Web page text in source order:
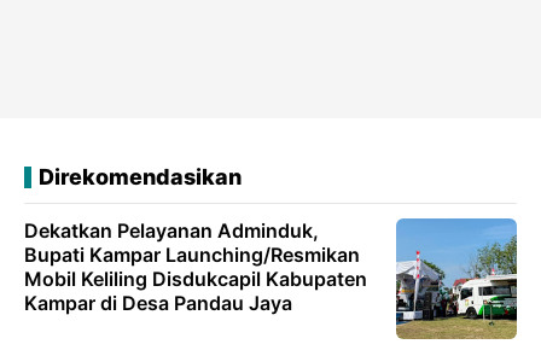
Direkomendasikan
Dekatkan Pelayanan Adminduk,
Bupati Kampar Launching/Resmikan
Mobil Keliling Disdukcapil Kabupaten
Kampar di Desa Pandau Jaya